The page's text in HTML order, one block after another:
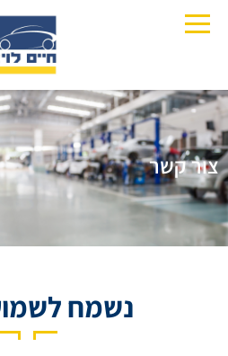
צור קשר
נשמח